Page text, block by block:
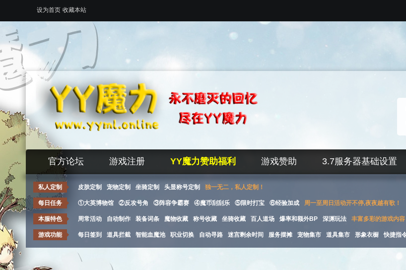
设为首页 收藏本站
官方论坛 游戏注册 YY魔力赞助福利 游戏赞助 3.7服务器基础设置
私人定制 皮肤定制 宠物定制 坐骑定制 头显称号定制 独一无二，私人定制！
每日任务 ①大英博物馆 ②反攻号角 ③阵容争霸赛 ④魔币刮刮乐 ⑤限时打宝 ⑥经验加成 周一至周日活动开不停,夜夜越有歌！
本服特色 周常活动 自动制作 装备词条 魔物收藏 称号收藏 坐骑收藏 百人道场 爆率和额外BP 深渊玩法 丰富多彩的游戏内容
游戏功能 每日签到 道具拦截 智能血魔池 职业切换 自动寻路 迷宫剩余时间 服务摆摊 宠物集市 道具集市 形象衣橱 快捷指